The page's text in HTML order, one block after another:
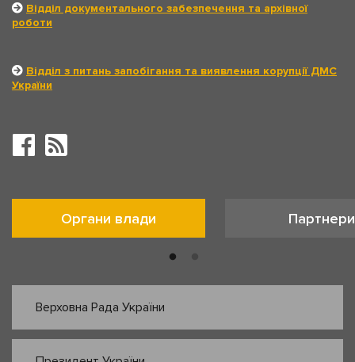
Відділ документального забезпечення та архівної
роботи
Відділ з питань запобігання та виявлення корупції ДМС
України
Органи влади Партнери
Верховна Рада України